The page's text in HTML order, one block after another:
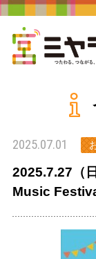
2025.07.01
2025.7.27（
Music